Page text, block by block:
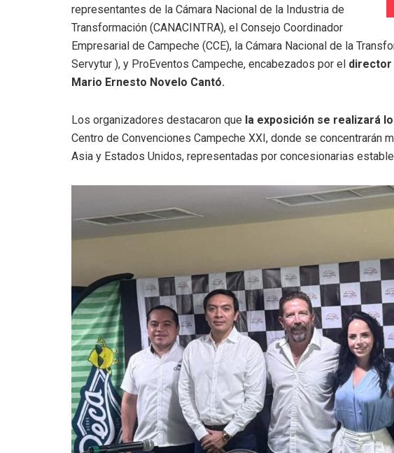
representantes de la Cámara Nacional de la Industria de
Transformación (CANACINTRA), el Consejo Coordinador
Empresarial de Campeche (CCE), la Cámara Nacional de la
Servytur ), y ProEventos Campeche, encabezados por el director
Mario Ernesto Novelo Cantó.
Los organizadores destacaron que la exposición se realizará
Centro de Convenciones Campeche XXI, donde se concentrarán
Asia y Estados Unidos, representadas por concesionarias